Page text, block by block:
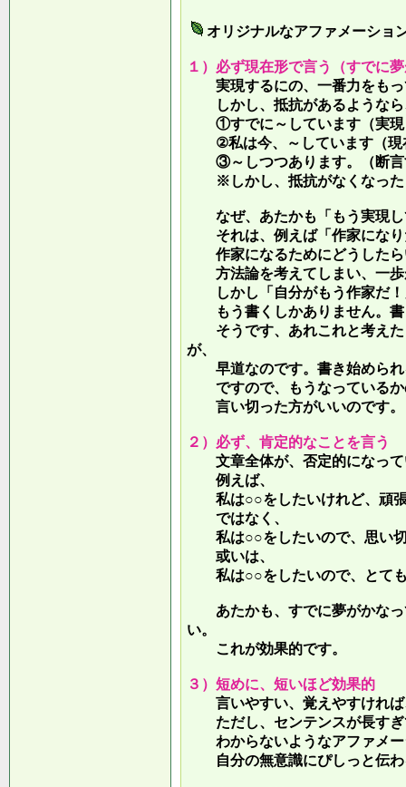
オリジナルなアファメーショ
１）必ず現在形で言う（すでに
実現するにの、一番力をもっ
しかし、抵抗があるような
①すでに～しています（実現
②私は今、～しています（現
③～しつつあります。（断言
※しかし、抵抗がなくなった
なぜ、あたかも「もう実現し
それは、例えば「作家になり
作家になるためにどうしたら
方法論を考えてしまい、一歩
しかし「自分がもう作家だ！
もう書くしかありません。書
そうです、あれこれと考えた
が、
早道なのです。書き始められ
ですので、もうなっているか
言い切った方がいいのです。
２）必ず、肯定的なことを言う
文章全体が、否定的になっ
例えば、
私は○○をしたいけれど、頑張
ではなく、
私は○○をしたいので、思い切
或いは、
私は○○をしたいので、とても
あたかも、すでに夢がかなっ
い。
これが効果的です。
３）短めに、短いほど効果的
言いやすい、覚えやすければ
ただし、センテンスが長すぎ
わからないようなアファメー
自分の無意識にぴしっと伝わ